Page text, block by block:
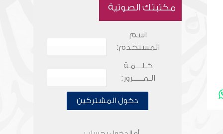
مكتبتك الصوتية
اسم
المستخدم:
كـلـــمـة
الـمـــــرور:
دخول المشتركين